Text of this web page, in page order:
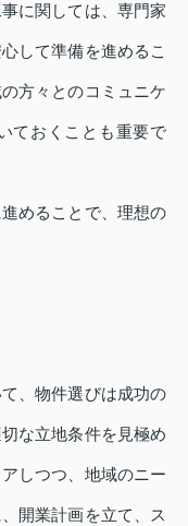
に関しては、専門家
して準備を進めるこ
方々とのコミュニケ
ておくことも重要で
めることで、理想の
、物件選びは成功の
な立地条件を見極め
しつつ、地域のニー
開業計画を立て、ス